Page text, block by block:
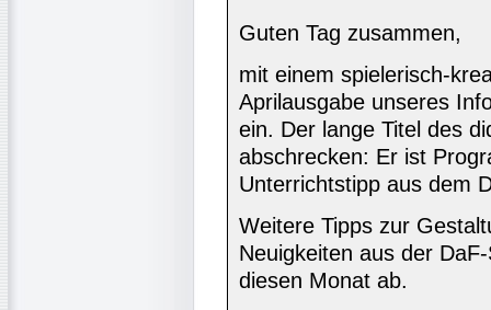
Guten Tag zusammen,
mit einem spielerisch-
Aprilausgabe unseres
ein. Der lange Titel des
abschrecken: Er ist
Unterrichtstipp aus dem
Weitere Tipps zur
Neuigkeiten aus der
diesen Monat ab.